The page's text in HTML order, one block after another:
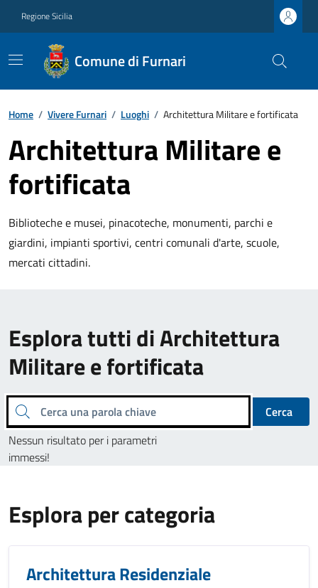
Regione Sicilia
Comune di Furnari
Home / Vivere Furnari / Luoghi / Architettura Militare e fortificata
Architettura Militare e
fortificata
Biblioteche e musei, pinacoteche, monumenti, parchi e
giardini, impianti sportivi, centri comunali d'arte, scuole,
mercati cittadini.
Esplora tutti di Architettura
Militare e fortificata
Cerca una parola chiave
Cerca
Nessun risultato per i parametri
immessi!
Esplora per categoria
Architettura Residenziale